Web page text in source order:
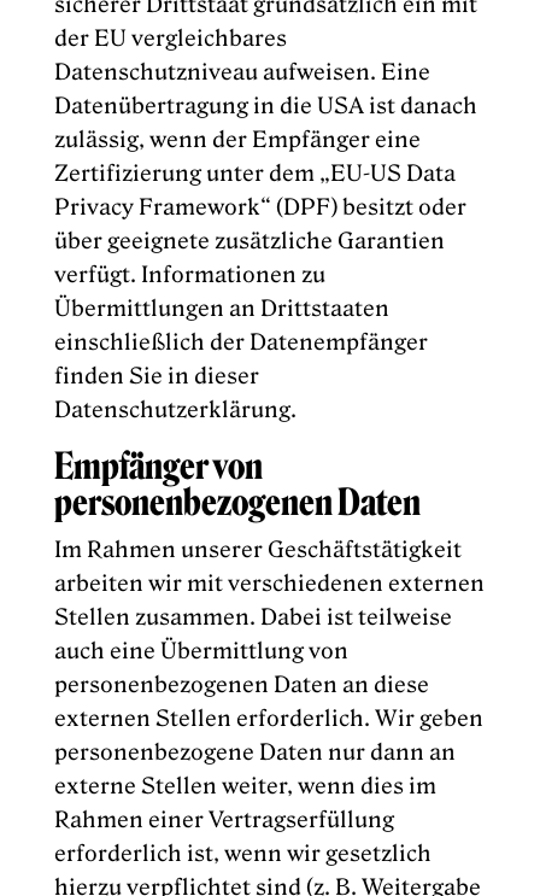
der EU vergleichbares
Datenschutzniveau aufweisen. Eine
Datenübertragung in die USA ist danach
zulässig, wenn der Empfänger eine
Zertifizierung unter dem „EU-US Data
Privacy Framework“ (DPF) besitzt oder
über geeignete zusätzliche Garantien
verfügt. Informationen zu
Übermittlungen an Drittstaaten
einschließlich der Datenempfänger
finden Sie in dieser
Datenschutzerklärung.
Empfänger von
personenbezogenen Daten
Im Rahmen unserer Geschäftstätigkeit
arbeiten wir mit verschiedenen externen
Stellen zusammen. Dabei ist teilweise
auch eine Übermittlung von
personenbezogenen Daten an diese
externen Stellen erforderlich. Wir geben
personenbezogene Daten nur dann an
externe Stellen weiter, wenn dies im
Rahmen einer Vertragserfüllung
erforderlich ist, wenn wir gesetzlich
hierzu verpflichtet sind (z. B. Weitergabe